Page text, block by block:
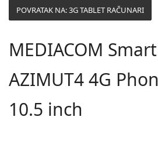
POVRATAK NA: 3G TABLET RAČUNARI
MEDIACOM
AZIMUT4 4G
10.5 inch